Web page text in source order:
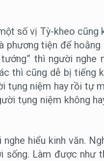
số vị Tỳ-kheo cũng
tiện để hoằng
thì người nghe
thì cũng dễ bị tiếng
tụng niệm hay rồi tự
tụng niệm không
hiểu kinh văn.
sống. Làm được như